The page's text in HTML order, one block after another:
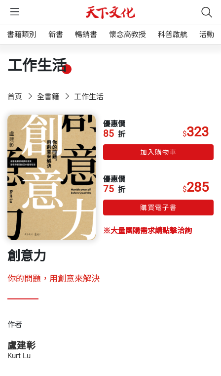
書籍類別 新書 暢銷書 懷念高教授 科普啟航 活動
工作生活
首頁 全書籍 工作生活
優惠價
85 折 $323
加入購物車
優惠價
75 折 $285
購買電子書
※大量團購需求請點擊洽詢
創意力
你的問題，用創意來解決
作者
盧建彰
Kurt Lu